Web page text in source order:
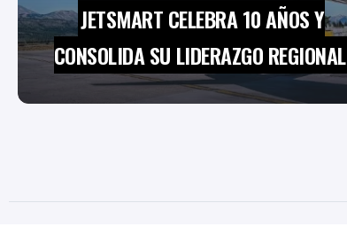
JETSMART CELEBRA 10 AÑOS Y
CONSOLIDA SU LIDERAZGO REGIONAL